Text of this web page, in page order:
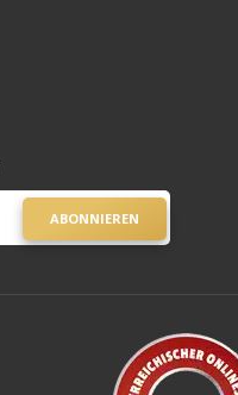
ABONNIEREN